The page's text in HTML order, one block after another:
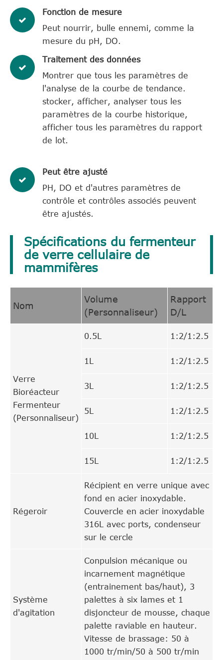
Fonction de mesure
Peut nourrir, bulle ennemi, comme la
mesure du pH, DO.
Traitement des données
Montrer que tous les paramètres de
l'analyse de la courbe de tendance.
stocker, afficher, analyser tous les
paramètres de la courbe historique,
afficher tous les paramètres du rapport
de lot.
Peut être ajusté
PH, DO et d'autres paramètres de
contrôle et contrôles associés peuvent
être ajustés.
Spécifications du fermenteur
de verre cellulaire de
mammifères
Nom
Volume
(Personnaliseur)
Rapport
D/L
Verre
Bioréacteur
Fermenteur
(Personnaliseur)
0.5L 1:2/1:2.5
1L 1:2/1:2.5
3L 1:2/1:2.5
5L 1:2/1:2.5
10L 1:2/1:2.5
15L 1:2/1:2.5
Régeroir
Récipient en verre unique avec
fond en acier inoxydable.
Couvercle en acier inoxydable
316L avec ports, condenseur
sur le cercle
Système
d'agitation
Conpulsion mécanique ou
incarnement magnétique
(entrainement bas/haut), 3
palettes à six lames et 1
disjoncteur de mousse, chaque
palette raviable en hauteur.
Vitesse de brassage: 50 à
1000 tr/min/50 à 500 tr/min